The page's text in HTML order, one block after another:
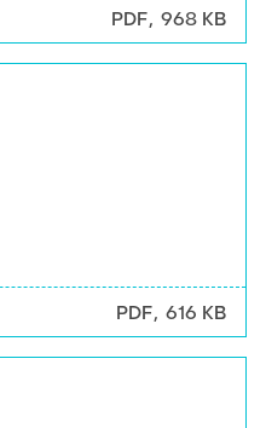
PDF 968 KB
PDF 616 KB